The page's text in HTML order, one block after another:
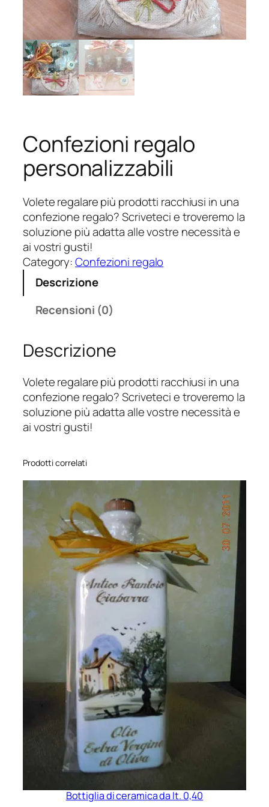
Confezioni regalo
personalizzabili
Volete regalare più prodotti racchiusi in una
confezione regalo? Scriveteci e troveremo la
soluzione più adatta alle vostre necessità e
ai vostri gusti!
Category:Confezioni regalo
Descrizione
Recensioni (0)
Descrizione
Volete regalare più prodotti racchiusi in una
confezione regalo? Scriveteci e troveremo la
soluzione più adatta alle vostre necessità e
ai vostri gusti!
Prodotti correlati
Bottiglia di ceramica da lt. 0,40